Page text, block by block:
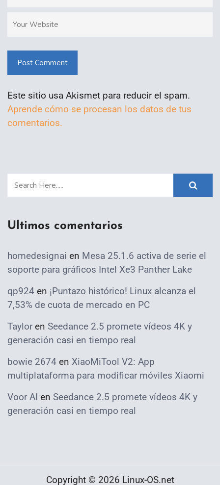
Post Comment
Este sitio usa Akismet para reducir el spam.
Aprende cómo se procesan los datos de tus
comentarios.
Ultimos comentarios
homedesignai en Mesa 25.1.6 activa de serie el
soporte para gráficos Intel Xe3 Panther Lake
qp924 en ¡Puntazo histórico! Linux alcanza el
7,53% de cuota de mercado en PC
Taylor en Seedance 2.5 promete vídeos 4K y
generación casi en tiempo real
bowie 2674 en XiaoMiTool V2: App
multiplataforma para modificar móviles Xiaomi
Voor AI en Seedance 2.5 promete vídeos 4K y
generación casi en tiempo real
Copyright © 2026 Linux-OS.net